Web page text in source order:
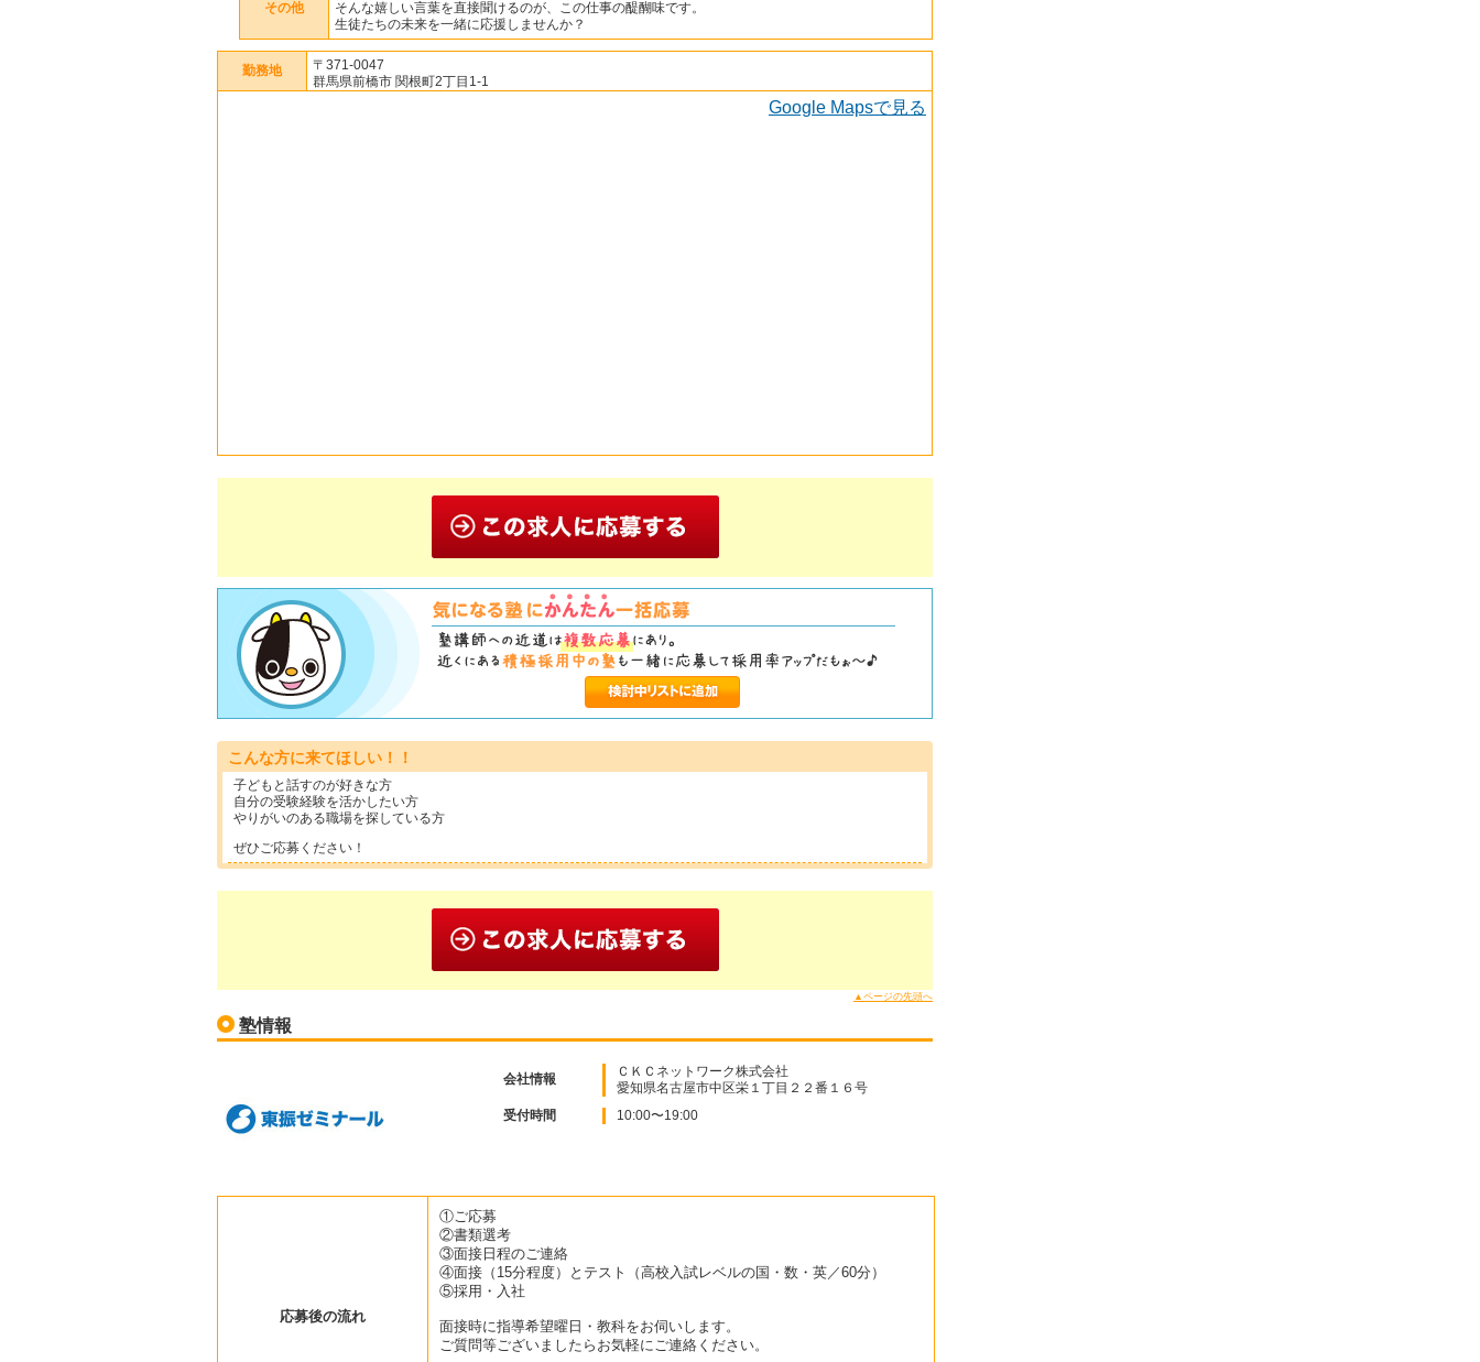
その他
そんな嬉しい言葉を直接聞けるのが、この仕事の醍醐味です。
生徒たちの未来を一緒に応援しませんか？
勤務地
〒371-0047
群馬県前橋市 関根町2丁目1-1
Google Mapsで見る
こんな方に来てほしい！！
子どもと話すのが好きな方
自分の受験経験を活かしたい方
やりがいのある職場を探している方
ぜひご応募ください！
▲ページの先頭へ
塾情報
会社情報
ＣＫＣネットワーク株式会社
愛知県名古屋市中区栄１丁目２２番１６号
受付時間 10:00〜19:00
応募後の流れ
①ご応募
②書類選考
③面接日程のご連絡
④面接（15分程度）とテスト（高校入試レベルの国・数・英／60分）
⑤採用・入社
面接時に指導希望曜日・教科をお伺いします。
ご質問等ございましたらお気軽にご連絡ください。